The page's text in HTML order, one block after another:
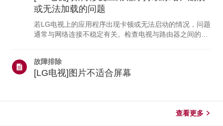
或无法加载的问题
若LG电视上的应用程序出现卡顿或无法启动的情况，问题
通常与网络连接不稳定有关。检查电视与路由器之间的线
存在。如果问题仅出现在特定应用中，请更新或重新安装
该应用。若问题仍未解决，请联系应用提供商寻求支持。
查 * 2021年及后续机型 [webOS 6.0 或更高版本]：按下
故障排除
[LG电视]图片不适合屏幕
查看更多